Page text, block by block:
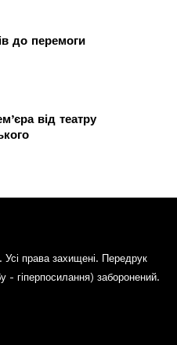
до перемоги
від театру
Усі права захищені. Передрук
- гіперпосилання) заборонений.